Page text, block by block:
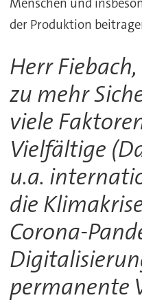
Menschen und
der Produktion
Herr
zu mehr
viele
Vielfältige
u.a.
die
Corona-
permanente